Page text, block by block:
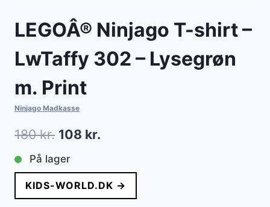
LEGOÂ® Ninjago T-shirt –
LwTaffy 302 – Lysegrøn
m. Print
Ninjago Madkasse
180kr. Den
oprindelige
pris
var:
108 kr.
pris
er:
På lager
KIDS-WORLD.DK →